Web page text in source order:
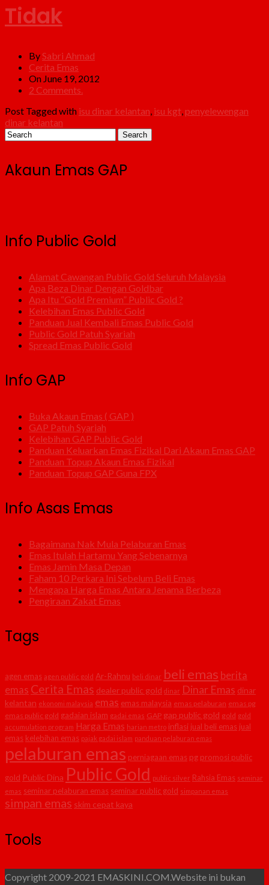
Tidak
By Sabri Ahmad
Cerita Emas
On June 19, 2012
2 Comments.
Post Tagged with isu dinar kelantan isu kgt penyelewengan
dinar kelantan
Akaun Emas GAP
Info Public Gold
Alamat Cawangan Public Gold Seluruh Malaysia
Apa Beza Dinar Dengan Goldbar
Apa Itu “Gold Premium” Public Gold ?
Kelebihan Emas Public Gold
Panduan Jual Kembali Emas Public Gold
Public Gold Patuh Syariah
Spread Emas Public Gold
Info GAP
Buka Akaun Emas ( GAP )
GAP Patuh Syariah
Kelebihan GAP Public Gold
Panduan Keluarkan Emas Fizikal Dari Akaun Emas GAP
Panduan Topup Akaun Emas Fizikal
Panduan Topup GAP Guna FPX
Info Asas Emas
Bagaimana Nak Mula Pelaburan Emas
Emas Itulah Hartamu Yang Sebenarnya
Emas Jamin Masa Depan
Faham 10 Perkara Ini Sebelum Beli Emas
Mengapa Harga Emas Antara Jenama Berbeza
Pengiraan Zakat Emas
Tags
agen emas agen public gold Ar-Rahnu beli dinar beli emas berita
emas Cerita Emas dealer public gold dinar Dinar Emas dinar
kelantan ekonomi malaysia emas emas malaysia emas pelaburan emas pg
emas public gold gadaian islam gadai emas GAP gap public gold gold gold
accumulation program Harga Emas harian metro inflasi jual beli emas jual
emas kelebihan emas pajak gadai islam panduan pelaburan emas
pelaburan emas perniagaan emas pg promosi public
gold Public Dina Public Gold public silver Rahsia Emas seminar
emas seminar pelaburan emas seminar public gold simpanan emas
simpan emas skim cepat kaya
Tools
Copyright 2009-2021 EMASKINI.COM.Website ini bukan